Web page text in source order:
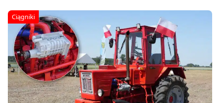
Ciągniki